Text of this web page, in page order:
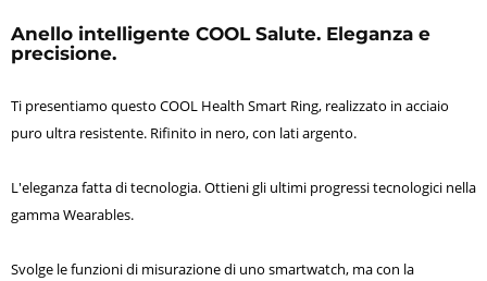
Anello intelligente COOL Salute. Eleganza e
precisione.
Ti presentiamo questo COOL Health Smart Ring, realizzato in acciaio
puro ultra resistente. Rifinito in nero, con lati argento.
L'eleganza fatta di tecnologia. Ottieni gli ultimi progressi tecnologici nella
gamma Wearables.
Svolge le funzioni di misurazione di uno smartwatch, ma con la